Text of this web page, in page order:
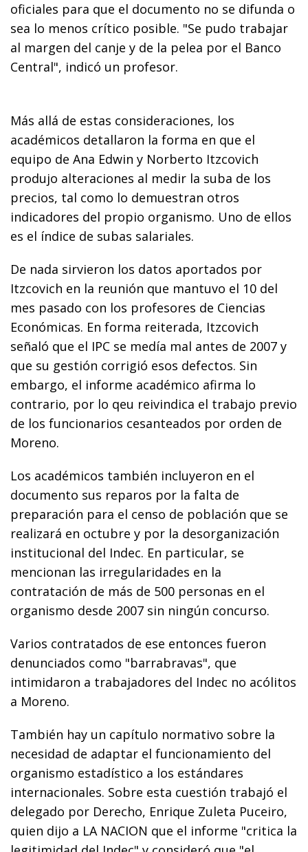
oficiales para que el documento no se difunda o
sea lo menos crítico posible. "Se pudo trabajar
al margen del canje y de la pelea por el Banco
Central", indicó un profesor.
Más allá de estas consideraciones, los
académicos detallaron la forma en que el
equipo de Ana Edwin y Norberto Itzcovich
produjo alteraciones al medir la suba de los
precios, tal como lo demuestran otros
indicadores del propio organismo. Uno de ellos
es el índice de subas salariales.
De nada sirvieron los datos aportados por
Itzcovich en la reunión que mantuvo el 10 del
mes pasado con los profesores de Ciencias
Económicas. En forma reiterada, Itzcovich
señaló que el IPC se medía mal antes de 2007 y
que su gestión corrigió esos defectos. Sin
embargo, el informe académico afirma lo
contrario, por lo qeu reivindica el trabajo previo
de los funcionarios cesanteados por orden de
Moreno.
Los académicos también incluyeron en el
documento sus reparos por la falta de
preparación para el censo de población que se
realizará en octubre y por la desorganización
institucional del Indec. En particular, se
mencionan las irregularidades en la
contratación de más de 500 personas en el
organismo desde 2007 sin ningún concurso.
Varios contratados de ese entonces fueron
denunciados como "barrabravas", que
intimidaron a trabajadores del Indec no acólitos
a Moreno.
También hay un capítulo normativo sobre la
necesidad de adaptar el funcionamiento del
organismo estadístico a los estándares
internacionales. Sobre esta cuestión trabajó el
delegado por Derecho, Enrique Zuleta Puceiro,
quien dijo a LA NACION que el informe "critica la